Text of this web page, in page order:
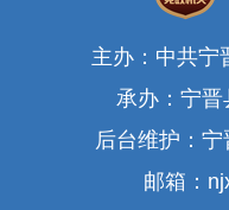
主办：中共宁
承办：宁
后台维护：
邮箱：